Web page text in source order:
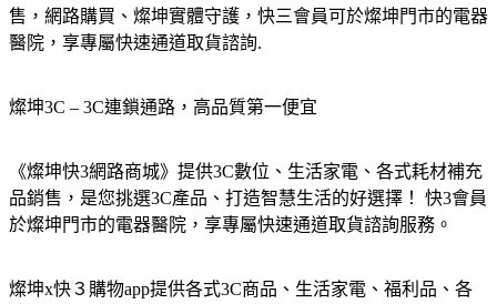
售，網路購買、燦坤實體守護，快三會員可於燦坤門市的電器
醫院，享專屬快速通道取貨諮詢.
燦坤3C – 3C連鎖通路，高品質第一便宜
《燦坤快3網路商城》提供3C數位、生活家電、各式耗材補充
品銷售，是您挑選3C產品、打造智慧生活的好選擇！ 快3會員
於燦坤門市的電器醫院，享專屬快速通道取貨諮詢服務。
燦坤x快３購物app提供各式3C商品、生活家電、福利品、各